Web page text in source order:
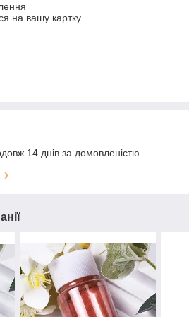
на вашу картку
14 днів за домовленістю